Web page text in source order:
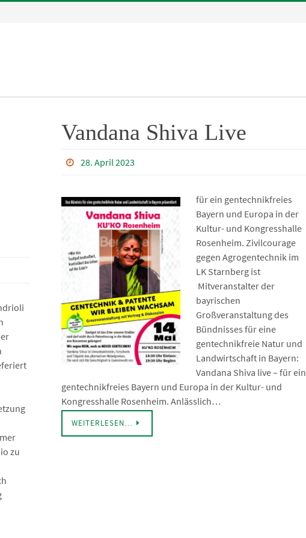
zu
Vandana Shiva Live
28. April 2023
für ein gentechnikfreies
Bayern und Europa in der
Kultur- und Kongresshalle
Rosenheim. Zivilcourage
gegen Agrogentechnik im
LK Starnberg ist
Mitveranstalter der
bayrischen
Großveranstaltung des
Bündnisses für eine
gentechnikfreie Natur und
Landwirtschaft in Bayern:
Vandana Shiva live – für ein
gentechnikfreies Bayern und Europa in der Kultur- und
Kongresshalle Rosenheim. Anlässlich…
WEITERLESEN…